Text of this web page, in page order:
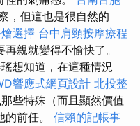
，但這也是很自然的
選擇 台中肩頸按摩療程
親就變得不愉快了。
想知道，在這種情況
響應式網頁設計 北投整
些特殊（而且顯然價值
前任。 信賴的記帳事